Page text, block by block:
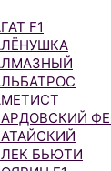
F1
БЬЮТИ